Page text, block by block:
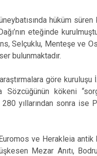
hüküm süren
eteğinde
Selçuklu, Menteşe ve
bulunmaktadır.
göre kuruluşu
Sözcüğünün kökeni
yıllarından sonra ise
ve Herakleia
Mezar Anıtı,